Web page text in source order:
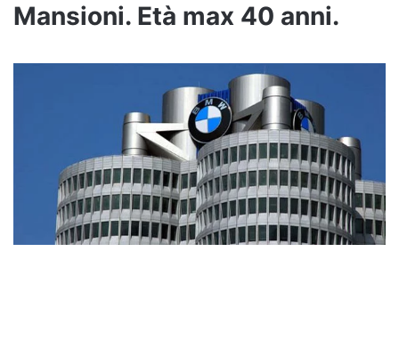
Mansioni. Età max 40 anni.